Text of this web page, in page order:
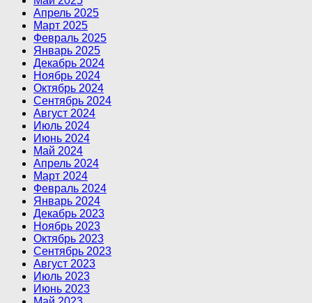
Апрель 2025
Март 2025
Февраль 2025
Январь 2025
Декабрь 2024
Ноябрь 2024
Октябрь 2024
Сентябрь 2024
Август 2024
Июль 2024
Июнь 2024
Май 2024
Апрель 2024
Март 2024
Февраль 2024
Январь 2024
Декабрь 2023
Ноябрь 2023
Октябрь 2023
Сентябрь 2023
Август 2023
Июль 2023
Июнь 2023